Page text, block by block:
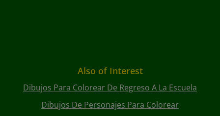
Also of Interest
Dibujos Para Colorear De Regreso A La Escuela
Dibujos De Personajes Para Colorear